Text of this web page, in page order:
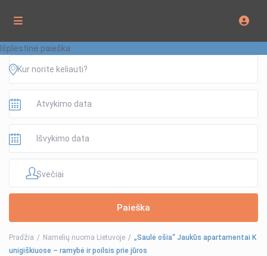
Išplėstinė paieška
Svečiai
Pradžia Namelių nuoma Lietuvoje
„Saulė ošia“ Jaukūs apartamentai K
unigiškiuose – ramybė ir poilsis prie jūros